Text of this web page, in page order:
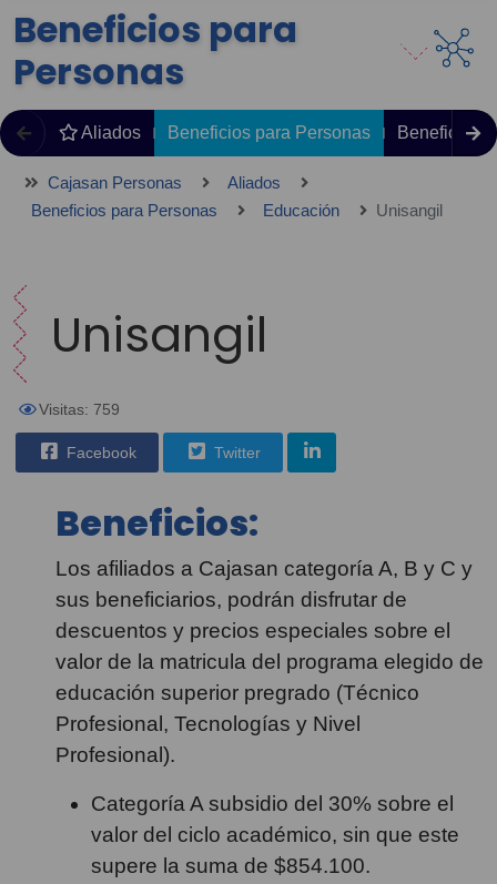
Beneficios para
Personas
Aliados Beneficios para Personas Beneficios
Cajasan Personas
Aliados
Beneficios para Personas
Educación Unisangil
Unisangil
Visitas: 759
Facebook Twitter
Beneficios:
Los afiliados a Cajasan categoría A, B y C y
sus beneficiarios, podrán disfrutar de
descuentos y precios especiales sobre el
valor de la matricula del programa elegido de
educación superior pregrado (Técnico
Profesional, Tecnologías y Nivel
Profesional).
Categoría A subsidio del 30% sobre el
valor del ciclo académico, sin que este
supere la suma de $854.100.